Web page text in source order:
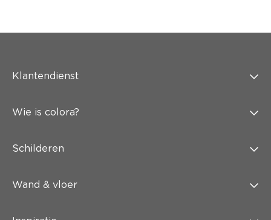
Klantendienst
Wie is colora?
Schilderen
Wand & vloer